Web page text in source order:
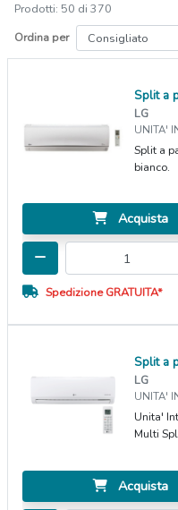
Prodotti: 50 di 370
Ordina per
Split a
LG
UNITA'
Split a
bianco.
Acquista
Spedizione GRATUITA*
Split a
LG
UNITA'
Unita'
Multi
Acquista